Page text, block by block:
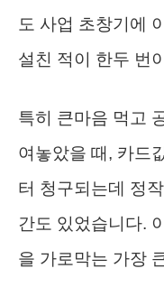
도 사업 초창기에
설친 적이 한두 번
특히 큰마음 먹고
여놓았을 때, 카드
터 청구되는데 정
간도 있었습니다.
을 가로막는 가장